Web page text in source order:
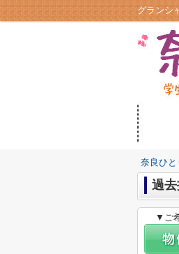
グランシ
奈良ひ
過
▼ご